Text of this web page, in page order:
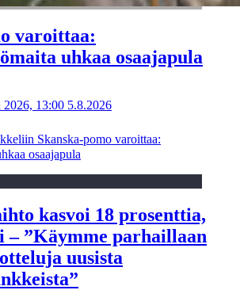
varoittaa:
uhkaa osaajapula
13:00 5.8.2026
Skanska-pomo varoittaa:
osaajapula
kasvoi 18 prosenttia,
– ”Käymme parhaillaan
uusista